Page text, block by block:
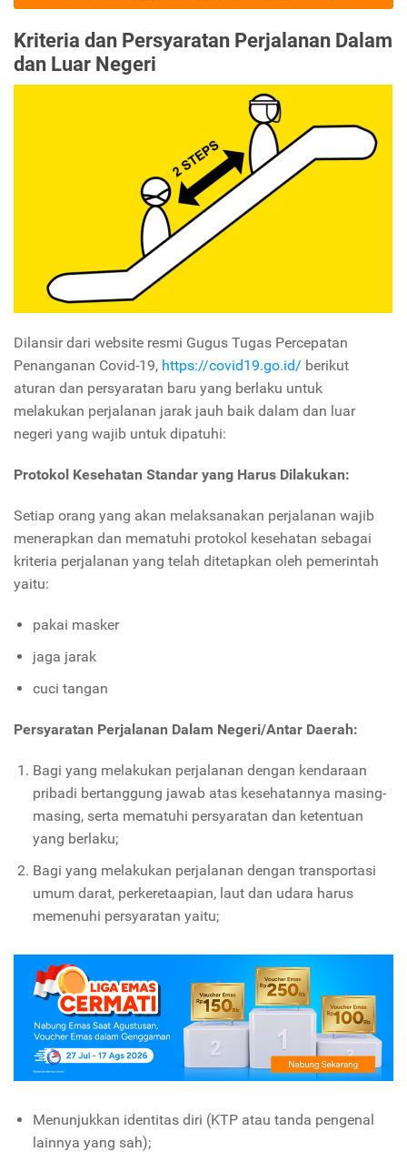
Kriteria dan Persyaratan Perjalanan Dalam
dan Luar Negeri
Dilansir dari website resmi Gugus Tugas Percepatan
Penanganan Covid-19, https://covid19.go.id/ berikut
aturan dan persyaratan baru yang berlaku untuk
melakukan perjalanan jarak jauh baik dalam dan luar
negeri yang wajib untuk dipatuhi:
Protokol Kesehatan Standar yang Harus Dilakukan:
Setiap orang yang akan melaksanakan perjalanan wajib
menerapkan dan mematuhi protokol kesehatan sebagai
kriteria perjalanan yang telah ditetapkan oleh pemerintah
yaitu:
pakai masker
jaga jarak
cuci tangan
Persyaratan Perjalanan Dalam Negeri/Antar Daerah:
Bagi yang melakukan perjalanan dengan kendaraan
pribadi bertanggung jawab atas kesehatannya masing-
masing, serta mematuhi persyaratan dan ketentuan
yang berlaku;
Bagi yang melakukan perjalanan dengan transportasi
umum darat, perkeretaapian, laut dan udara harus
memenuhi persyaratan yaitu;
Menunjukkan identitas diri (KTP atau tanda pengenal
lainnya yang sah);